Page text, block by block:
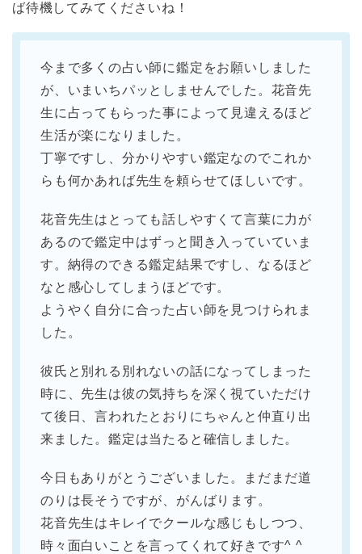
ば待機してみてくださいね！
今まで多くの占い師に鑑定をお願いしました
が、いまいちパッとしませんでした。花音先
生に占ってもらった事によって見違えるほど
生活が楽になりました。
丁寧ですし、分かりやすい鑑定なのでこれか
らも何かあれば先生を頼らせてほしいです。
花音先生はとっても話しやすくて言葉に力が
あるので鑑定中はずっと聞き入っていていま
す。納得のできる鑑定結果ですし、なるほど
なと感心してしまうほどです。
ようやく自分に合った占い師を見つけられま
した。
彼氏と別れる別れないの話になってしまった
時に、先生は彼の気持ちを深く視ていただけ
て後日、言われたとおりにちゃんと仲直り出
来ました。鑑定は当たると確信しました。
今日もありがとうございました。まだまだ道
のりは長そうですが、がんばります。
花音先生はキレイでクールな感じもしつつ、
時々面白いことを言ってくれて好きです^ ^